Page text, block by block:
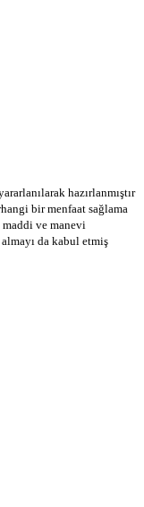
hazırlanmıştır
bir menfaat sağlama
ve manevi
da kabul etmiş